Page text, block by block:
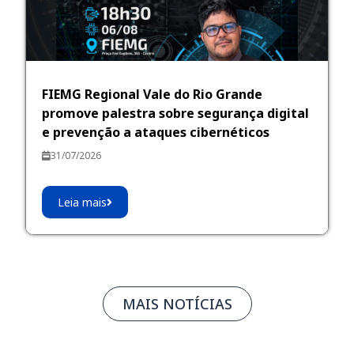
FIEMG Regional Vale do Rio Grande
promove palestra sobre segurança digital
e prevenção a ataques cibernéticos
31/07/2026
Leia mais
MAIS NOTÍCIAS